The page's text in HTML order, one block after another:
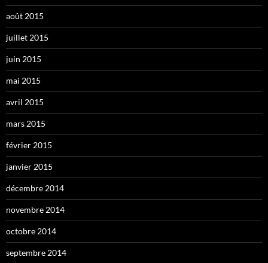
août 2015
juillet 2015
juin 2015
mai 2015
avril 2015
mars 2015
février 2015
janvier 2015
décembre 2014
novembre 2014
octobre 2014
septembre 2014